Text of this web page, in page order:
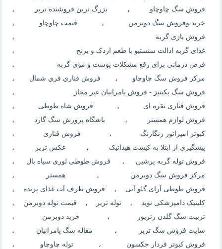
فروش سگ چاوچاو ، بزرگ ترین فروشنده تریر ،
خرید وفروش سگ دوبرمن ، قیمت چاوچاو ،
فروش بازی گربه ،
غذای گربه ادالت سنستیو با طعم اردک و برنج ،
قرص درمانی برای رفع مشکلات پوست و موی گربه ،
مرکز فروش سگ چاوچاو ، فروش قناري فري شمال ،
فروش سگ پكينيز - فروش پامرانیان غیر مجاز ،
فروش قناری نقره ای ، فروش شاه طوطی ،
فروش لوازم همستر ، باشگاه پرورش سگ گارد ،
کبوتر امپراتور رنگارنگ ، فروش قناری ،
پیشگیری از ابتلا به کیست هیداتیک ، عکس تریر ،
فروش توله گربه پرشین ، فروش طوطی لوری سیاه بال ،
مرکز فروش سگ دوبرمن ، همستر ،
فروش طوطی آرای گلو آبی ، فروش ظرف آب غذای پرنده ،
کلینیک دامپزشکی نوید ، توله تریر ، قیمت توله دوبرمن ،
تربیت سگ گلدن رتریور ، خرید دوبرمن ،
سایت فروش سگ تریر ، مقاله سگ پامرانیان ،
فروش کبوتر فردار جکسون ، توله چاوچاو ،